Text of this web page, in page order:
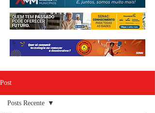
Post
Posts Recente